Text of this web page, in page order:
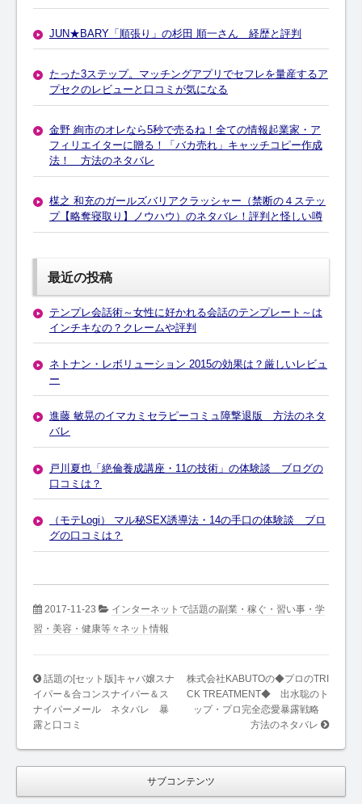
JUN★BARY「順張り」の杉田 順一さん 経歴と評判
たった3ステップ。マッチングアプリでセフレを量産するア
プセクのレビューと口コミが気になる
金野 絢市のオレなら5秒で売るね！全ての情報起業家・ア
フィリエイターに贈る！「バカ売れ」キャッチコピー作成
法！ 方法のネタバレ
楳之 和充のガールズバリアクラッシャー（禁断の４ステッ
プ【略奪寝取り】ノウハウ）のネタバレ！評判と怪しい噂
最近の投稿
テンプレ会話術～女性に好かれる会話のテンプレート～は
インチキなの？クレームや評判
ネトナン・レボリューション 2015の効果は？厳しいレビュ
ー
進藤 敏晃のイマカミセラピーコミュ障撃退版 方法のネタ
バレ
戸川夏也「絶倫養成講座・11の技術」の体験談 ブログの
口コミは？
（モテLogi） マル秘SEX誘導法・14の手口の体験談 ブロ
グの口コミは？
2017-11-23
インターネットで話題の副業・稼ぐ・習い事・学
習・美容・健康等々ネット情報
話題の[セット版]キャバ嬢スナ
イパー＆合コンスナイパー＆ス
ナイパーメール ネタバレ 暴
露と口コミ
株式会社KABUTOの◆プロのTRI
CK TREATMENT◆ 出水聡のト
ップ・プロ完全恋愛暴露戦略
方法のネタバレ
サブコンテンツ